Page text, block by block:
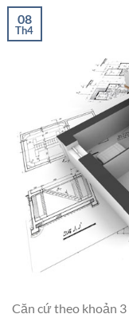
08
Th4
Căn cứ theo khoản